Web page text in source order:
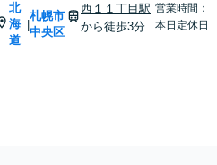
北
海
道
|
札幌市
中央区
西１１丁目駅
から徒歩3分
営業時間：
本日定休日